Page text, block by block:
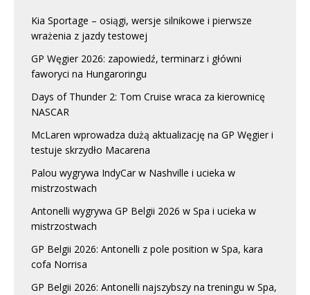
Kia Sportage – osiągi, wersje silnikowe i pierwsze
wrażenia z jazdy testowej
GP Węgier 2026: zapowiedź, terminarz i główni
faworyci na Hungaroringu
Days of Thunder 2: Tom Cruise wraca za kierownicę
NASCAR
McLaren wprowadza dużą aktualizację na GP Węgier i
testuje skrzydło Macarena
Palou wygrywa IndyCar w Nashville i ucieka w
mistrzostwach
Antonelli wygrywa GP Belgii 2026 w Spa i ucieka w
mistrzostwach
GP Belgii 2026: Antonelli z pole position w Spa, kara
cofa Norrisa
GP Belgii 2026: Antonelli najszybszy na treningu w Spa,